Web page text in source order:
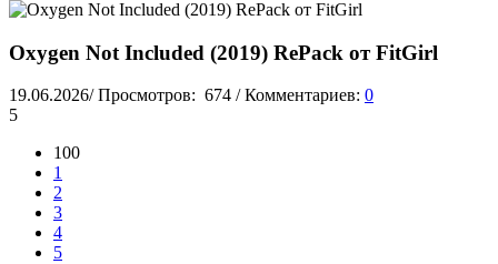
Oxygen Not Included (2019) RePack от FitGirl
19.06.2026/ Просмотров: 674 / Комментариев: 0
5
100
1
2
3
4
5